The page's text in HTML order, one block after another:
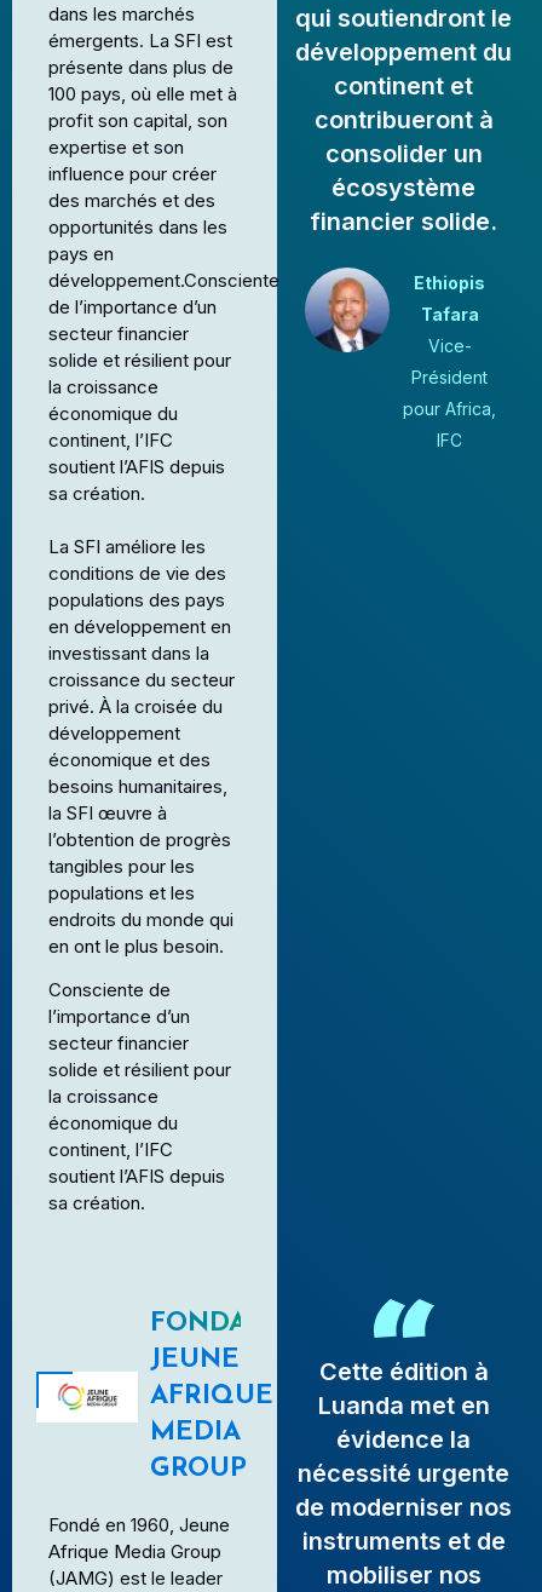
qui soutiendront le
développement du
continent et
contribueront à
consolider un
écosystème
financier solide.
Ethiopis
Tafara
Vice-
Président
pour Africa,
IFC
dans les marchés
émergents. La SFI est
présente dans plus de
100 pays, où elle met à
profit son capital, son
expertise et son
influence pour créer
des marchés et des
opportunités dans les
pays en
développement.Consciente
de l’importance d’un
secteur financier
solide et résilient pour
la croissance
économique du
continent, l’IFC
soutient l’AFIS depuis
sa création.
La SFI améliore les
conditions de vie des
populations des pays
en développement en
investissant dans la
croissance du secteur
privé. À la croisée du
développement
économique et des
besoins humanitaires,
la SFI œuvre à
l’obtention de progrès
tangibles pour les
populations et les
endroits du monde qui
en ont le plus besoin.
Consciente de
l’importance d’un
secteur financier
solide et résilient pour
la croissance
économique du
continent, l’IFC
soutient l’AFIS depuis
sa création.
FONDATEUR
JEUNE
AFRIQUE
MEDIA
GROUP
Fondé en 1960, Jeune
Afrique Media Group
(JAMG) est le leader
Cette édition à
Luanda met en
évidence la
nécessité urgente
de moderniser nos
instruments et de
mobiliser nos